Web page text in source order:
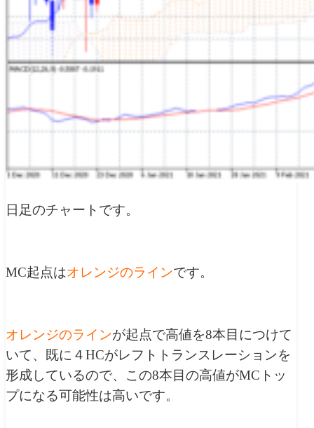
日足のチャートです。
MC起点はオレンジのラインです。
オレンジのラインが起点で高値を8本目につけて
いて、既に４HCがレフトトランスレーションを
形成しているので、この8本目の高値がMCトッ
プになる可能性は高いです。